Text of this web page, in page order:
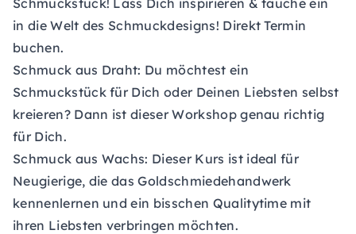
Schmuckstück! Lass Dich inspirieren & tauche ein
in die Welt des Schmuckdesigns! Direkt Termin
buchen.
Schmuck aus Draht: Du möchtest ein
Schmuckstück für Dich oder Deinen Liebsten selbst
kreieren? Dann ist dieser Workshop genau richtig
für Dich.
Schmuck aus Wachs: Dieser Kurs ist ideal für
Neugierige, die das Goldschmiedehandwerk
kennenlernen und ein bisschen Qualitytime mit
ihren Liebsten verbringen möchten.